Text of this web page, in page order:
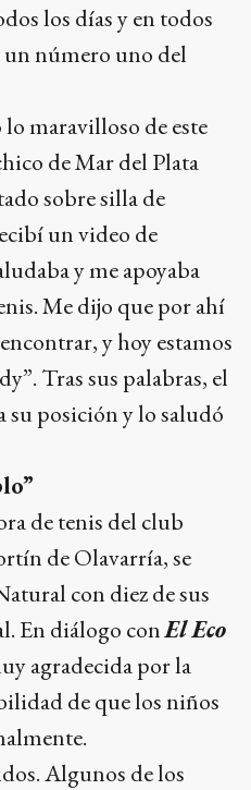
los días y en todos
un número uno del
maravilloso de este
de Mar del Plata
sobre silla de
un video de
y me apoyaba
Me dijo que por ahí
y hoy estamos
Tras sus palabras, el
su posición y lo saludó
de tenis del club
de Olavarría, se
con diez de sus
En diálogo conEl Eco
agradecida por la
de que los niños
Algunos de los